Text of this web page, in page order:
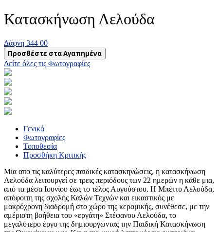
Κατασκήνωση Λελούδα
Δάφνη 344 00
Προσθέστε στα Αγαπημένα
Δείτε όλες τις Φωτογραφίες
Γενικά
Φωτογραφίες
Τοποθεσία
Προσθήκη Κριτικής
Μια απο τις καλύτερες παιδικές κατασκηνώσεις, η κατασκήνωση
Λελούδα λειτουργεί σε τρεις περιόδους των 22 ημερών η κάθε μια,
από τα μέσα Ιουνίου έως το τέλος Αυγούστου. Η Μπέττυ Λελούδα,
απόφοιτη της σχολής Καλών Τεχνών και εικαστικός με
μακρόχρονη διαδρομή στο χώρο της κεραμικής, συνέθεσε, με την
αμέριστη βοήθεια του «εργάτη» Στέφανου Λελούδα, το
μεγαλύτερο έργο της δημιουργώντας την Παιδική Κατασκήνωση